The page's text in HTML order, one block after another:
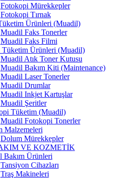
Fotokopi Mürekkepler
Fotokopi Tırnak
Ürünleri (Muadil)
Muadil Faks Tonerler
Muadil Faks Filmi
Tüketim Ürünleri (Muadil)
Muadil Atık Toner Kutusu
Muadil Bakım Kiti (Maintenance)
Muadil Laser Tonerler
Muadil Drumlar
Muadil Inkjet Kartuşlar
Muadil Şeritler
Tüketim (Muadil)
Muadil Fotokopi Tonerler
Malzemeleri
Dolum Mürekkepler
VE KOZMETİK
Bakım Ürünleri
Tansiyon Cihazları
Traş Makineleri